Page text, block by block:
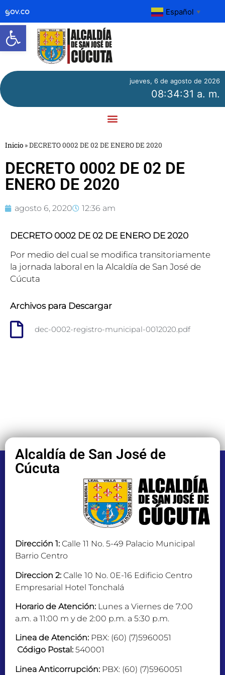
Abrir barra de herramientas
Español ▼
jueves, 6 de agosto de 2026
08:34:31 a. m.
Inicio »DECRETO 0002 DE 02 DE ENERO DE 2020
DECRETO 0002 DE 02 DE
ENERO DE 2020
agosto 6, 2020 12:36 am
DECRETO 0002 DE 02 DE ENERO DE 2020
Por medio del cual se modifica transitoriamente
la jornada laboral en la Alcaldía de San José de
Cúcuta
Archivos para Descargar
dec-0002-registro-municipal-0012020.pdf
Alcaldía de San José de
Cúcuta
Dirección 1: Calle 11 No. 5-49 Palacio Municipal
Barrio Centro
Direccion 2: Calle 10 No. 0E-16 Edificio Centro
Empresarial Hotel Tonchalá
Horario de Atención: Lunes a Viernes de 7:00
a.m. a 11:00 m y de 2:00 p.m. a 5:30 p.m.
Linea de Atención: PBX: (60) (7)5960051
Código Postal: 540001
Linea Anticorrupción: PBX: (60) (7)5960051